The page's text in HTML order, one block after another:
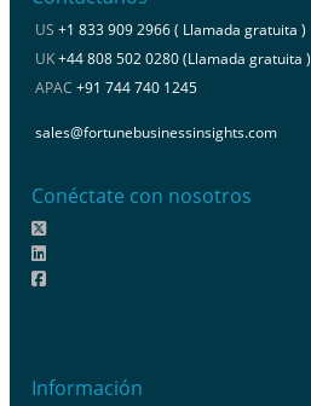
US +1 833 909 2966 ( Llamada gratuita )
UK+44 808 502 0280 (Llamada gratuita )
APAC +91 744 740 1245
sales@fortunebusinessinsights.com
Conéctate con nosotros
Información